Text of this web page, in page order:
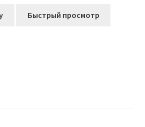
составляла1063,00₽.
Быстрый просмотр